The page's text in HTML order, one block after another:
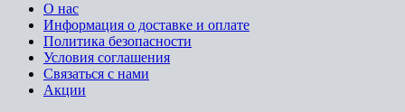
О нас
Информация о доставке и оплате
Политика безопасности
Условия соглашения
Связаться с нами
Акции